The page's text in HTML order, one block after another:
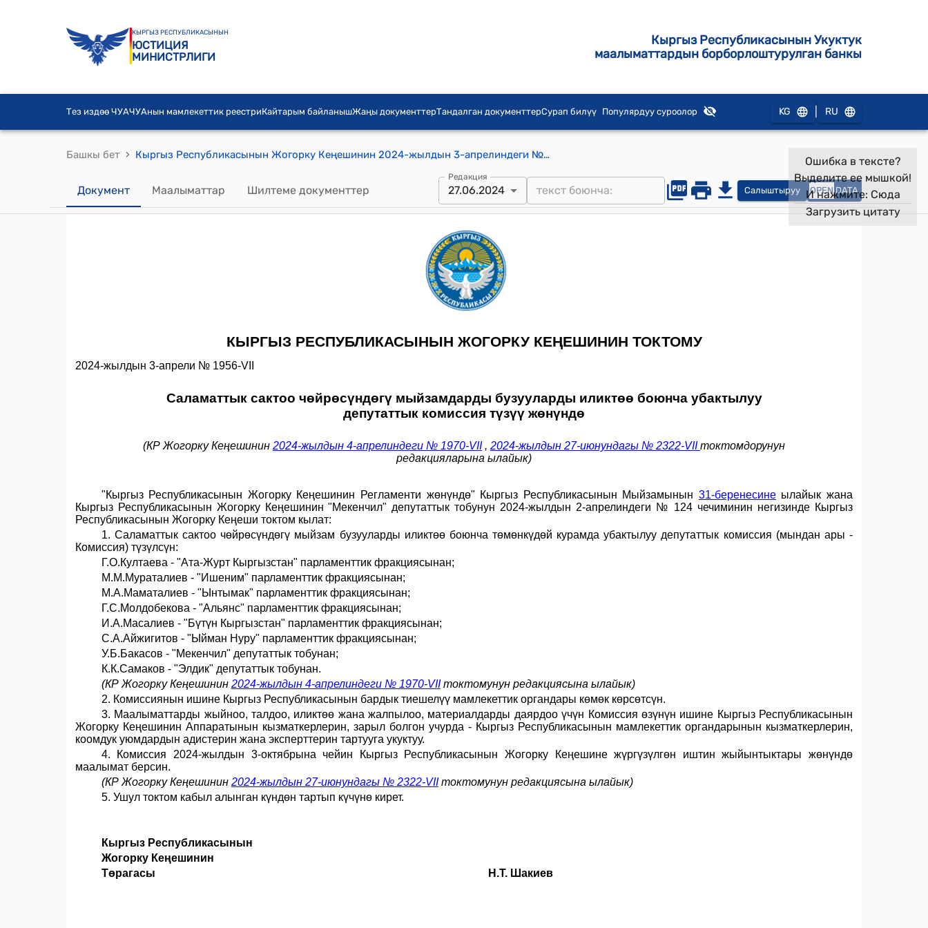
КЫРГЫЗ РЕСПУБЛИКАСЫНЫН
ЮСТИЦИЯ
МИНИСТРЛИГИ
Кыргыз Республикасынын Укуктук
маалыматтардын борборлоштурулган банкы
Тез издөө ЧУАЧУАнын мамлекеттик реестриКайтарым байланышЖаңы документтерТандалган документтерСурап билүү Популярдуу суроолор KG RU
Башкы бет › Кыргыз Республикасынын Жогорку Кеңешинин 2024-жылдын 3-апрелиндеги № 1956-VII "Саламаттык сактоо чөйрөсүндөгү мыйзамдарды бузууларды иликтөө боюнча убактылуу депутаттык комиссия түзүү жөнүндө" токтому
Документ Маалыматтар Шилтеме документтер
Редакция
27.06.2024 Салыштыруу OPEN DATA
Ошибка в тексте?
Выделите ее мышкой!
И нажмите: Сюда
Загрузить цитату